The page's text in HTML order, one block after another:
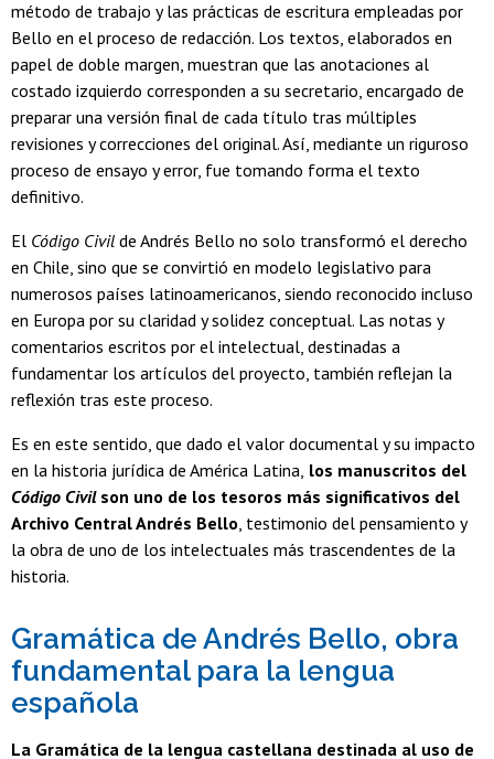
método de trabajo y las prácticas de escritura empleadas por
Bello en el proceso de redacción. Los textos, elaborados en
papel de doble margen, muestran que las anotaciones al
costado izquierdo corresponden a su secretario, encargado de
preparar una versión final de cada título tras múltiples
revisiones y correcciones del original. Así, mediante un riguroso
proceso de ensayo y error, fue tomando forma el texto
definitivo.
El Código Civil de Andrés Bello no solo transformó el derecho
en Chile, sino que se convirtió en modelo legislativo para
numerosos países latinoamericanos, siendo reconocido incluso
en Europa por su claridad y solidez conceptual. Las notas y
comentarios escritos por el intelectual, destinadas a
fundamentar los artículos del proyecto, también reflejan la
reflexión tras este proceso.
Es en este sentido, que dado el valor documental y su impacto
en la historia jurídica de América Latina, los manuscritos del
Código Civilson uno de los tesoros más significativos del
Archivo Central Andrés Bello, testimonio del pensamiento y
la obra de uno de los intelectuales más trascendentes de la
historia.
Gramática de Andrés Bello, obra
fundamental para la lengua
española
La Gramática de la lengua castellana destinada al uso de